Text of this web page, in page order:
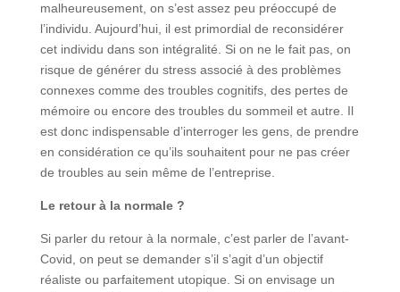
malheureusement, on s’est assez peu préoccupé de
l’individu. Aujourd’hui, il est primordial de reconsidérer
cet individu dans son intégralité. Si on ne le fait pas, on
risque de générer du stress associé à des problèmes
connexes comme des troubles cognitifs, des pertes de
mémoire ou encore des troubles du sommeil et autre. Il
est donc indispensable d’interroger les gens, de prendre
en considération ce qu’ils souhaitent pour ne pas créer
de troubles au sein même de l’entreprise.
Le retour à la normale ?
Si parler du retour à la normale, c’est parler de l’avant-
Covid, on peut se demander s’il s’agit d’un objectif
réaliste ou parfaitement utopique. Si on envisage un